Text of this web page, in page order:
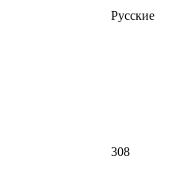
Русские
308